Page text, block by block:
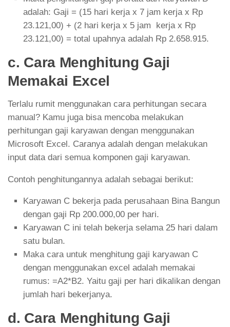
adalah: Gaji = (15 hari kerja x 7 jam kerja x Rp
23.121,00) + (2 hari kerja x 5 jam kerja x Rp
23.121,00) = total upahnya adalah Rp 2.658.915.
c. Cara Menghitung Gaji
Memakai Excel
Terlalu rumit menggunakan cara perhitungan secara
manual? Kamu juga bisa mencoba melakukan
perhitungan gaji karyawan dengan menggunakan
Microsoft Excel. Caranya adalah dengan melakukan
input data dari semua komponen gaji karyawan.
Contoh penghitungannya adalah sebagai berikut:
Karyawan C bekerja pada perusahaan Bina Bangun
dengan gaji Rp 200.000,00 per hari.
Karyawan C ini telah bekerja selama 25 hari dalam
satu bulan.
Maka cara untuk menghitung gaji karyawan C
dengan menggunakan excel adalah memakai
rumus: =A2*B2. Yaitu gaji per hari dikalikan dengan
jumlah hari bekerjanya.
d. Cara Menghitung Gaji